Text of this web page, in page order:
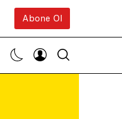
Abone Ol